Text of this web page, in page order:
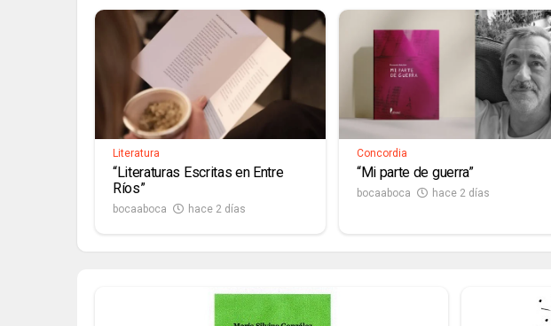
Literatura
“Literaturas Escritas en Entre
Ríos”
bocaaboca hace 2 días
Concordia
“Mi parte de guerra”
bocaaboca hace 2 días